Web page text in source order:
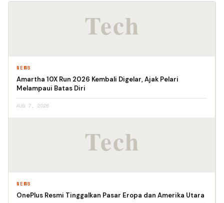
NEWS
Amartha 10X Run 2026 Kembali Digelar, Ajak Pelari
Melampaui Batas Diri
AUG 7, 2026
NEWS
OnePlus Resmi Tinggalkan Pasar Eropa dan Amerika Utara